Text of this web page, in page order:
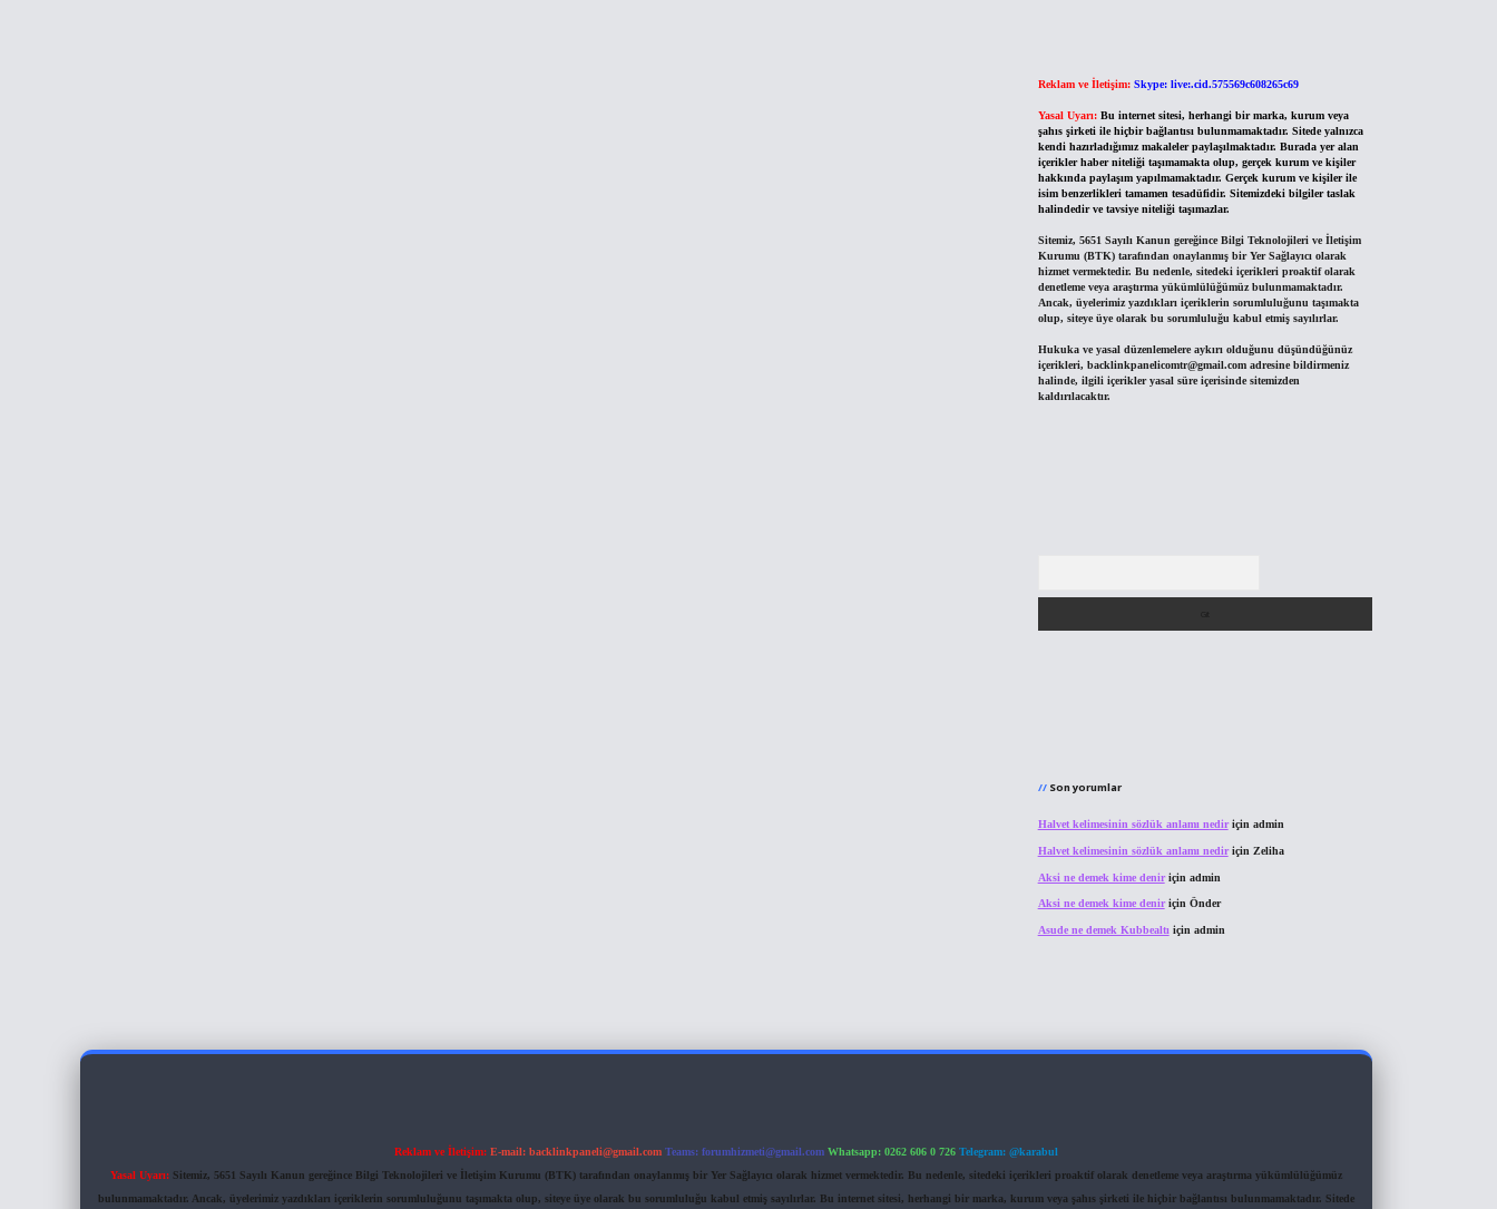
Reklam ve İletişim: Skype: live:.cid.575569c608265c69
Yasal Uyarı: Bu internet sitesi, herhangi bir marka, kurum veya
şahıs şirketi ile hiçbir bağlantısı bulunmamaktadır. Sitede yalnızca
kendi hazırladığımız makaleler paylaşılmaktadır. Burada yer alan
içerikler haber niteliği taşımamakta olup, gerçek kurum ve kişiler
hakkında paylaşım yapılmamaktadır. Gerçek kurum ve kişiler ile
isim benzerlikleri tamamen tesadüfidir. Sitemizdeki bilgiler taslak
halindedir ve tavsiye niteliği taşımazlar.
Sitemiz, 5651 Sayılı Kanun gereğince Bilgi Teknolojileri ve İletişim
Kurumu (BTK) tarafından onaylanmış bir Yer Sağlayıcı olarak
hizmet vermektedir. Bu nedenle, sitedeki içerikleri proaktif olarak
denetleme veya araştırma yükümlülüğümüz bulunmamaktadır.
Ancak, üyelerimiz yazdıkları içeriklerin sorumluluğunu taşımakta
olup, siteye üye olarak bu sorumluluğu kabul etmiş sayılırlar.
Hukuka ve yasal düzenlemelere aykırı olduğunu düşündüğünüz
içerikleri, backlinkpanelicomtr@gmail.comadresine bildirmeniz
halinde, ilgili içerikler yasal süre içerisinde sitemizden
kaldırılacaktır.
Son yorumlar
Halvet kelimesinin sözlük anlamı nediriçin admin
Halvet kelimesinin sözlük anlamı nediriçin Zeliha
Aksi ne demek kime deniriçin admin
Aksi ne demek kime deniriçin Önder
Asude ne demek Kubbealtı için admin
Reklam ve İletişim: E-mail: backlinkpaneli@gmail.com Teams: forumhizmeti@gmail.com Whatsapp: 0262 606 0 726 Telegram: @karabul
Yasal Uyarı: Sitemiz, 5651 Sayılı Kanun gereğince Bilgi Teknolojileri ve İletişim Kurumu (BTK) tarafından onaylanmış bir Yer Sağlayıcı olarak hizmet vermektedir. Bu nedenle, sitedeki içerikleri proaktif olarak denetleme veya araştırma yükümlülüğümüz
bulunmamaktadır. Ancak, üyelerimiz yazdıkları içeriklerin sorumluluğunu taşımakta olup, siteye üye olarak bu sorumluluğu kabul etmiş sayılırlar. Bu internet sitesi, herhangi bir marka, kurum veya şahıs şirketi ile hiçbir bağlantısı bulunmamaktadır. Sitede